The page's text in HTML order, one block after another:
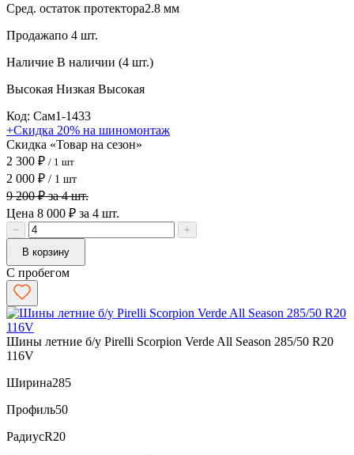
Сред. остаток протектора2.8 мм
Продажапо 4 шт.
Наличие В наличии (4 шт.)
Высокая Низкая Высокая
Код: Сам1-1433
+Скидка 20% на шиномонтаж
Скидка «Товар на сезон»
2 300 ₽ / 1 шт
2 000 ₽ / 1 шт
9 200 ₽ за 4 шт.
Цена 8 000 ₽ за 4 шт.
−
+
В корзину
С пробегом
Шины летние б/у Pirelli Scorpion Verde All Season 285/50 R20
116V
Ширина285
Профиль50
РадиусR20